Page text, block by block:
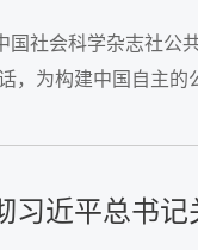
国社会科学杂志社公
，为构建中国自主
习近平总书